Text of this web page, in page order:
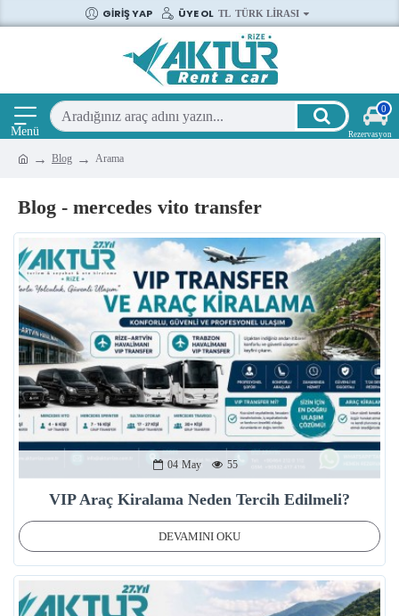
GIRIŞ YAP ÜYE OL TL TÜRK LIRASI
0
Blog Arama
Blog - mercedes vito transfer
04 May 55
VIP Araç Kiralama Neden Tercih Edilmeli?
DEVAMINI OKU